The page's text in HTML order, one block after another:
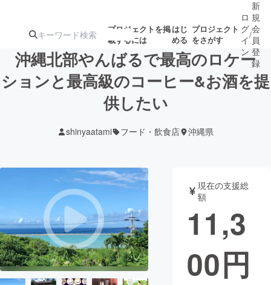
プロジェクトを掲
載するには
はじ
める
プロジェクト
をさがす
注目の新着プロ募集終了が近いプ
テクノロジー・ガジェット
映像・映画 書籍・雑誌
ビジネス・起業 チャレンジ
ロ
グ
イ
ン
/
新
規
会
員
登
録
沖縄北部やんばるで最高のロケー
ションと最高級のコーヒー&お酒を提
供したい
shinyaatami フード・飲食店 沖縄県
現在の支援総
額
11,3
00円